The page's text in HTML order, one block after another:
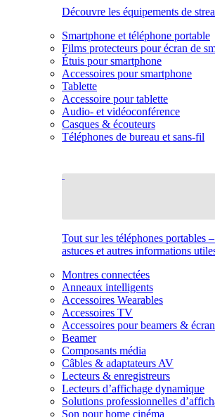
Découvre les équipements de
Smartphone et téléphone portable
Films protecteurs pour écran de
Étuis pour smartphone
Accessoires pour smartphone
Tablette
Accessoire pour tablette
Audio- et vidéoconférence
Casques & écouteurs
Téléphones de bureau et sans-fil
Tout sur les téléphones portables
astuces et autres informations
Montres connectées
Anneaux intelligents
Accessoires Wearables
Accessoires TV
Accessoires pour beamers &
Beamer
Composants média
Câbles & adaptateurs AV
Lecteurs & enregistreurs
Lecteurs d’affichage dynamique
Solutions professionnelles
Son pour home cinéma